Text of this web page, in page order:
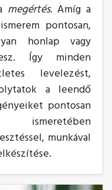
megértés. Amíg a
pontosan,
honlap vagy
Így minden
levelezést,
a leendő
pontosan
ismeretében
munkával